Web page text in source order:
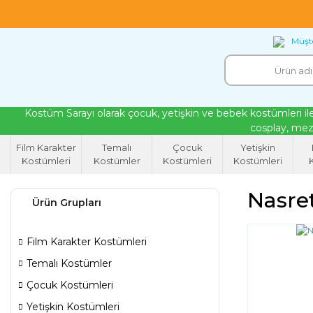
Kostüm Sarayı olarak çocuk, yetişkin ve bebek kostümleri
cosplay,
Film Karakter
Kostümleri
Temalı
Kostümler
Çocuk
Kostümleri
Yetişkin
Kostümleri
Ürün Grupları
Film Karakter Kostümleri
Temalı Kostümler
Çocuk Kostümleri
Yetişkin Kostümleri